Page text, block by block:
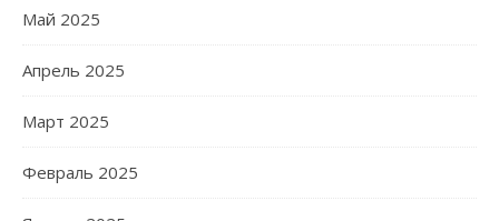
Май 2025
Апрель 2025
Март 2025
Февраль 2025